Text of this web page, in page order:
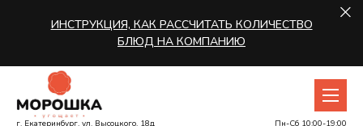
ИНСТРУКЦИЯ, КАК РАССЧИТАТЬ КОЛИЧЕСТВО
БЛЮД НА КОМПАНИЮ
Пн-Сб 10:00-19:00
г. Екатеринбург, ул. Высоцкого, 18д